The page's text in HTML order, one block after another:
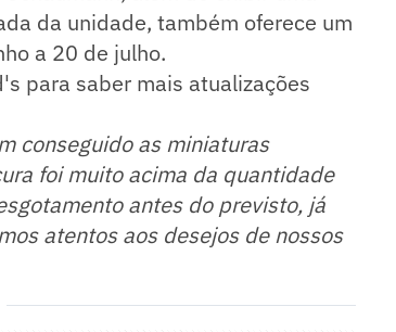
da unidade, também oferece um
a 20 de julho.
para saber mais atualizações
conseguido as miniaturas
foi muito acima da quantidade
antes do previsto, já
atentos aos desejos de nossos